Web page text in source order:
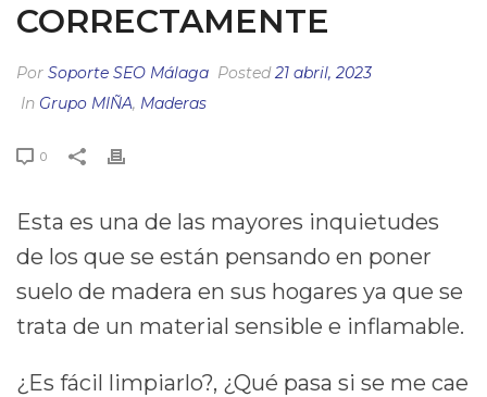
CORRECTAMENTE
Por Soporte SEO Málaga Posted21 abril, 2023
In Grupo MIÑA, Maderas
0
Esta es una de las mayores inquietudes
de los que se están pensando en poner
suelo de madera en sus hogares ya que se
trata de un material sensible e inflamable.
¿Es fácil limpiarlo?, ¿Qué pasa si se me cae